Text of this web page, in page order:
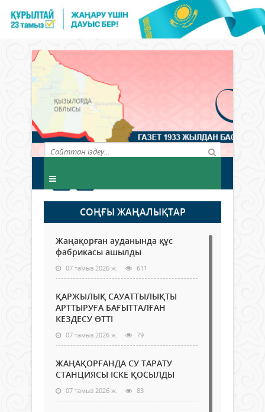
СОҢҒЫ ЖАҢАЛЫҚТАР
Жаңақорған ауданында құс
фабрикасы ашылды
07 тамыз 2026 ж. 611
ҚАРЖЫЛЫҚ САУАТТЫЛЫҚТЫ
АРТТЫРУҒА БАҒЫТТАЛҒАН
КЕЗДЕСУ ӨТТІ
07 тамыз 2026 ж. 79
ЖАҢАҚОРҒАНДА СУ ТАРАТУ
СТАНЦИЯСЫ ІСКЕ ҚОСЫЛДЫ
07 тамыз 2026 ж. 83